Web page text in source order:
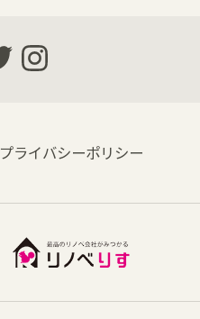
プライバシーポリシー